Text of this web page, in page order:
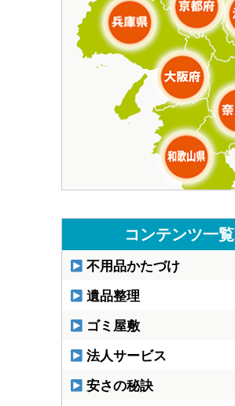
コンテンツ一覧
不用品かたづけ
遺品整理
ゴミ屋敷
法人サービス
安さの秘訣